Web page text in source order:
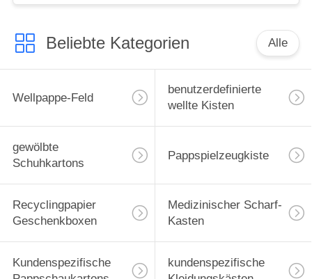
Beliebte Kategorien Alle
Wellpappe-Feld
benutzerdefinierte
wellte Kisten
gewölbte
Schuhkartons
Pappspielzeugkiste
Recyclingpapier
Geschenkboxen
Medizinischer Scharf-
Kasten
Kundenspezifische
kundenspezifische